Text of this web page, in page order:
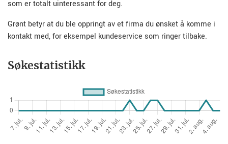
som er totalt uinteressant for deg.
Grønt betyr at du ble oppringt av et firma du ønsket å komme i
kontakt med, for eksempel kundeservice som ringer tilbake.
Søkestatistikk